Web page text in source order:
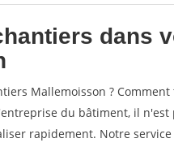
dans
Mallemoisson ?
du bâtiment, il
rapidement. Notre